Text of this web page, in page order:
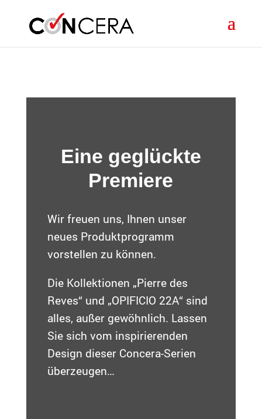
Eine geglückte
Premiere
Wir freuen uns, Ihnen unser
neues Produktprogramm
vorstellen zu können.
Die Kollektionen „Pierre des
Reves“ und „OPIFICIO 22A“ sind
alles, außer gewöhnlich. Lassen
Sie sich vom inspirierenden
Design dieser Concera-Serien
überzeugen…